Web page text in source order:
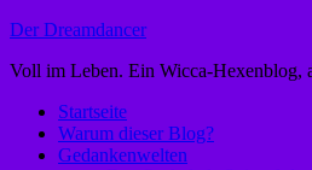
Zum
springen
Der Dreamdancer
Voll im Leben. Ein Wicca-Hexenblog,
Startseite
Warum dieser Blog?
Gedankenwelten